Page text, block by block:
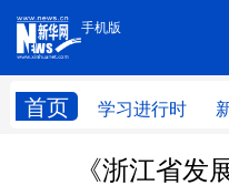
手机版
首页 学习进行时
手机版
《浙江省发